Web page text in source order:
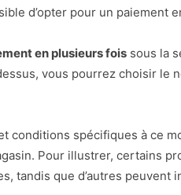
d’opter pour un paiement
en plusieurs fois sous la
vous pourrez choisir le
conditions spécifiques à ce
Pour illustrer, certains
tandis que d’autres peuvent